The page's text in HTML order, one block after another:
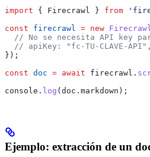
import { Firecrawl } from
const firecrawl = new Firecrawl
// No se necesita API key
  // apiKey: "fc-TU-CLAVE-API",
});
const doc = await firecrawl .
console . log (doc . markdown );
Ejemplo: extracción de un